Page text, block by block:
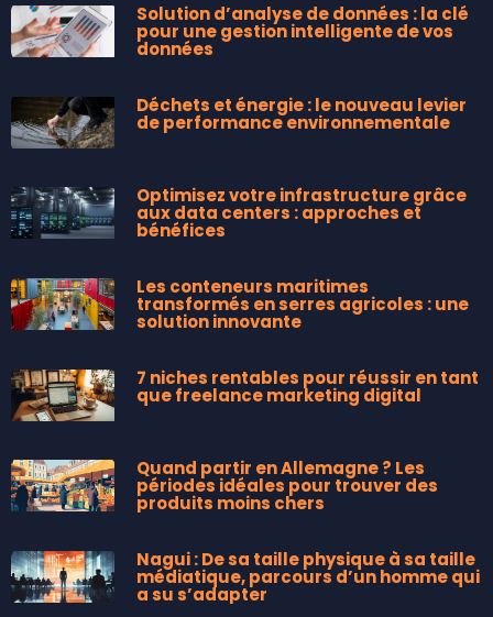
Solution d’analyse de données : la clé
pour une gestion intelligente de vos
données
Déchets et énergie : le nouveau levier
de performance environnementale
Optimisez votre infrastructure grâce
aux data centers : approches et
bénéfices
Les conteneurs maritimes
transformés en serres agricoles : une
solution innovante
7 niches rentables pour réussir en tant
que freelance marketing digital
Quand partir en Allemagne ? Les
périodes idéales pour trouver des
produits moins chers
Nagui : De sa taille physique à sa taille
médiatique, parcours d’un homme qui
a su s’adapter